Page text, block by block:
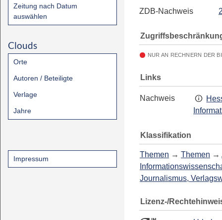
Zeitung nach Datum
auswählen
Clouds
Orte
Autoren / Beteiligte
Verlage
Jahre
Impressum
ZDB-Nachweis
NUR AN RECHNERN DER
Links
Nachweis
Klassifikation
Themen → Themen →
Journalismus,
Lizenz-/